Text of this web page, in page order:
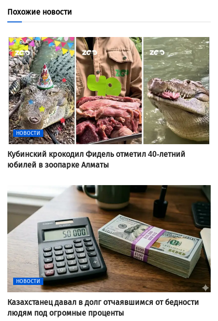
Похожие новости
НОВОСТИ
Кубинский крокодил Фидель отметил 40-летний
юбилей в зоопарке Алматы
НОВОСТИ
Казахстанец давал в долг отчаявшимся от бедности
людям под огромные проценты